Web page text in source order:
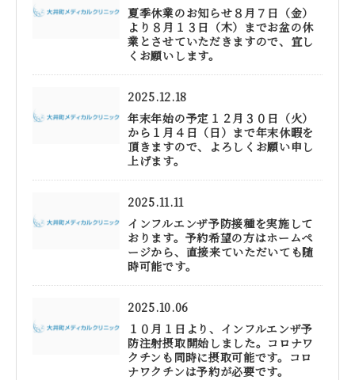
夏季休業のお知らせ８月７日（金）
より８月１３日（木）までお盆の休
業とさせていただきますので、宜し
くお願いします。
2025.12.18
年末年始の予定１２月３０日（火）
から１月４日（日）まで年末休暇を
頂きますので、よろしくお願い申し
上げます。
2025.11.11
インフルエンザ予防接種を実施して
おります。予約希望の方はホームペ
ージから、直接来ていただいても随
時可能です。
2025.10.06
１０月１日より、インフルエンザ予
防注射摂取開始しました。コロナワ
クチンも同時に摂取可能です。コロ
ナワクチンは予約が必要です。